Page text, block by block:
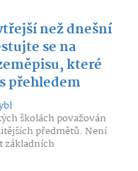
než dnešní
se na
které
přehledem
školách považován
předmětů. Není
základních